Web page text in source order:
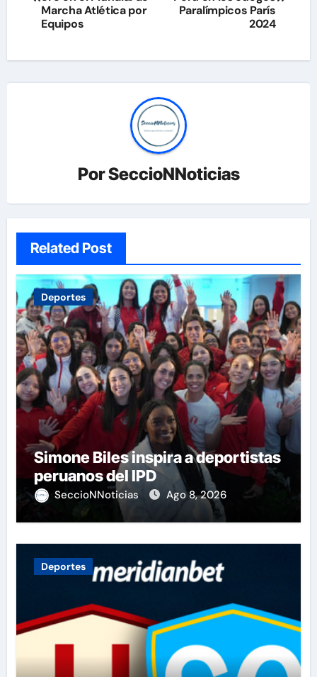
entradas
Marcha Atlética por
Equipos
Paralímpicos París
2024
PorSeccioNNoticias
Related Post
Deportes
Simone Biles inspira a deportistas
peruanos del IPD
SeccioNNoticias Ago 8, 2026
Deportes